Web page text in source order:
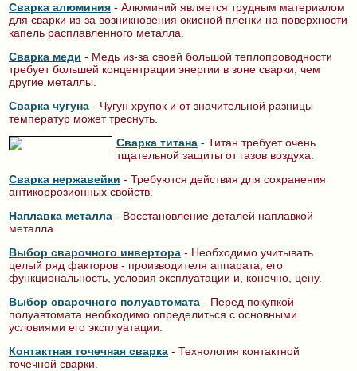
Сварка алюминия - Алюминий является трудным материалом
для сварки из-за возникновения окисной пленки на поверхности
капель расплавленного металла.
Сварка меди - Медь из-за своей большой теплопроводности
требует большей концентрации энергии в зоне сварки, чем
другие металлы.
Сварка чугуна - Чугун хрупок и от значительной разницы
температур может треснуть.
Сварка титана- Титан требует очень
тщательной защиты от газов воздуха.
Сварка нержавейки - Требуются действия для сохранения
антикоррозионных свойств.
Наплавка металла - Восстановление деталей наплавкой
металла.
Выбор сварочного инвертора - Необходимо учитывать
целый ряд факторов - производителя аппарата, его
функциональность, условия эксплуатации и, конечно, цену.
Выбор сварочного полуавтомата - Перед покупкой
полуавтомата необходимо определиться с основными
условиями его эксплуатации.
Контактная точечная сварка - Технология контактной
точечной сварки.